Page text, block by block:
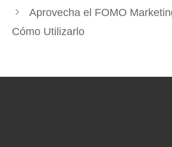
Aprovecha el FOMO
Cómo Utilizarlo